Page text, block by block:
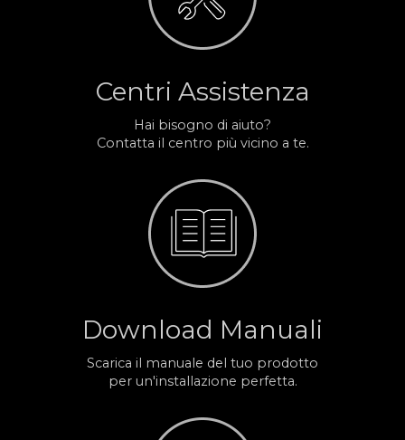
Centri Assistenza
Hai bisogno di aiuto?
Contatta il centro più vicino a te.
Download Manuali
Scarica il manuale del tuo prodotto
per un'installazione perfetta.